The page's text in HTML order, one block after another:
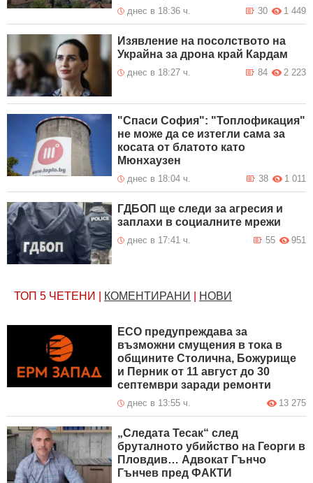
днес в 18:36 ч. 1 449
30
Изявление на посолството на
Украйна за дрона край Кардам
днес в 18:27 ч. 2 223
84
"Спаси София": "Топлофикация"
не може да се изтегли сама за
косата от блатото като
Мюнхаузен
днес в 18:04 ч. 1 011
38
ГДБОП ще следи за агресия и
заплахи в социалните мрежи
днес в 17:41 ч. 951
55
ТОП 5 ЧЕТЕНИ КОМЕНТИРАНИ НОВИ
ЕСО предупреждава за
възможни смущения в тока в
общините Столична, Божурище
и Перник от 11 август до 30
септември заради ремонти
днес в 13:55 ч. 13 275
„Следата Тесак“ след
бруталното убийство на Георги в
Пловдив… Адвокат Гънчо
Гънчев пред ФАКТИ